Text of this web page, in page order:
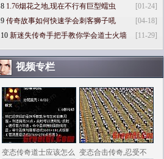
[01-24]
8 1.76烟花之地,现在不行有巨型蠕虫
[04-18]
9 传奇故事如何快速学会刺客狮子吼
[11-29]
10 新迷失传奇手把手教你学会道士火墙
视频专栏
变态传奇道士应该怎么 变态合击传奇,忍受不